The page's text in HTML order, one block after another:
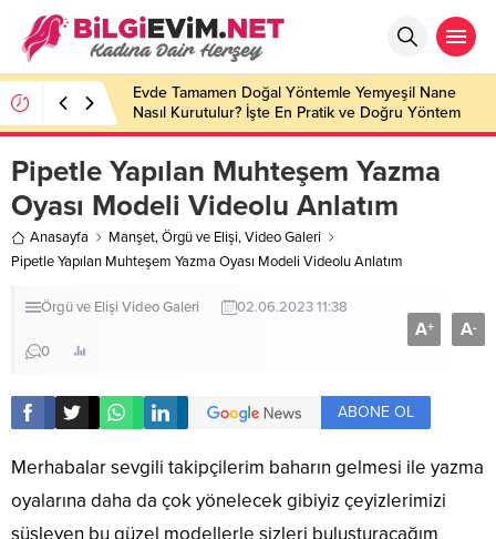
Evde Tamamen Doğal Yöntemle Yemyeşil Nane
Nasıl Kurutulur? İşte En Pratik ve Doğru Yöntem
Pipetle Yapılan Muhteşem Yazma
Oyası Modeli Videolu Anlatım
Anasayfa Manşet,Örgü ve Elişi,Video Galeri
Pipetle Yapılan Muhteşem Yazma Oyası Modeli Videolu Anlatım
Örgü ve Elişi Video Galeri 02.06.2023 11:38
0
A+ A-
ABONE OL
Merhabalar sevgili takipçilerim baharın gelmesi ile yazma
oyalarına daha da çok yönelecek gibiyiz çeyizlerimizi
süsleyen bu güzel modellerle sizleri buluşturacağım